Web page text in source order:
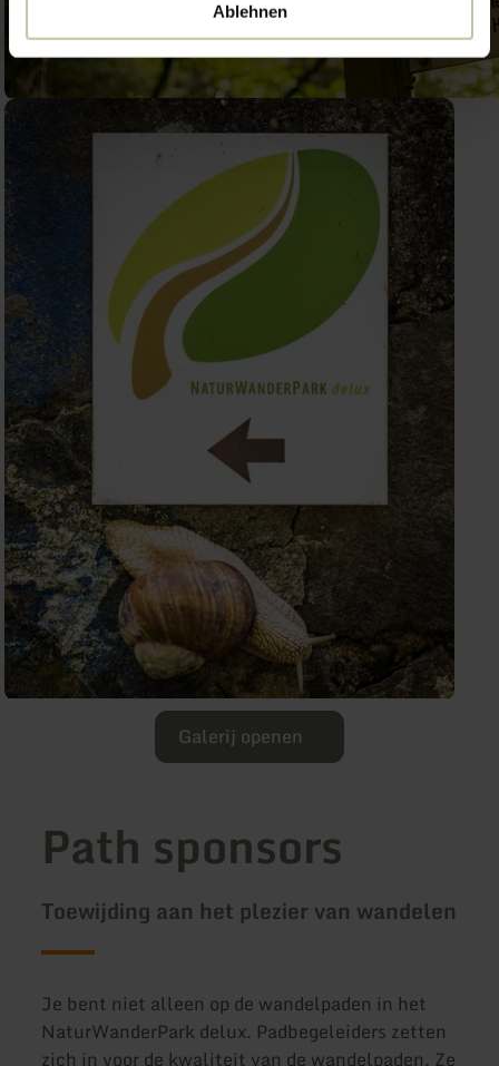
Ablehnen
Galerij openen
Path sponsors
Toewijding aan het plezier van wandelen
Je bent niet alleen op de wandelpaden in het
NaturWanderPark delux. Padbegeleiders zetten
zich in voor de kwaliteit van de wandelpaden. Ze